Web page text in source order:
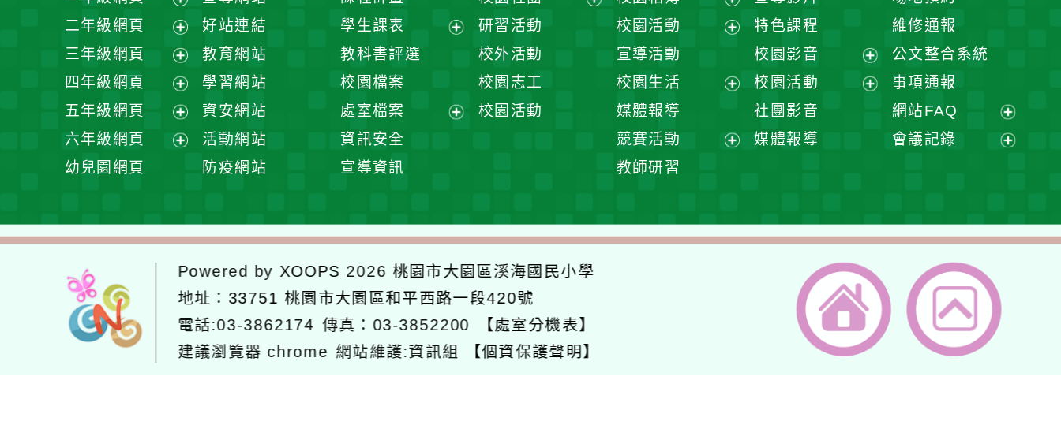
展
開
選
單
二年級網頁
展
開
選
單
三年級網頁
展
開
選
單
四年級網頁
展
開
選
五年級網頁
展
開
六年級網頁
單
幼兒園網頁
好站連結
教育網站
學習網站
資安網站
活動網站
防疫網站
學生課表
單
教科書評選
校園檔案
處室檔案
資訊安全
宣導資訊
研習活動
校外活動
校園志工
校園活動
展
開
單
校園活動
選
宣導活動
校園生活
選
媒體報導
競賽活動
單
教師研習
特色課程
校園影音
展
開
校園活動
社團影音
媒體報導
維修通報
公文整合系統
事項通報
網站FAQ
展
會議記錄
單
Powered by XOOPS 2026桃園市大園區溪海國民小學
地址： 33751 桃園市大園區和平西路一段420號
電話:03-3862174 傳真：03-3852200
【處室分機表】
建議瀏覽器 chrome 網站維護:資訊組 【個資保護聲明】